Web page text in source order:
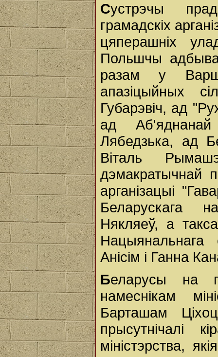
Сустрэчы
грамадскіх
цяперашніх
Польшчы
разам у
апазіцыйных
Губарэвіч, ад
ад Аб'яднанай
Лябедзька, ад
Віталь
дэмакратычнай
арганізацыі
Беларускага
Някляеў, а
Нацыянальнага
Анісім і Ганна
Беларусы на
намеснікам
Барташам
прысутнічалі
міністэрства,